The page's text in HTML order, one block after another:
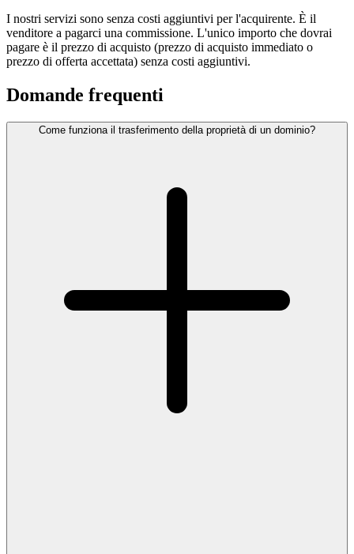
I nostri servizi sono senza costi aggiuntivi per l'acquirente. È il
venditore a pagarci una commissione. L'unico importo che dovrai
pagare è il prezzo di acquisto (prezzo di acquisto immediato o
prezzo di offerta accettata) senza costi aggiuntivi.
Domande frequenti
Come funziona il trasferimento della proprietà di un dominio?